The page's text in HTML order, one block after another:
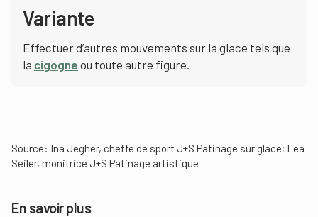
Variante
Effectuer d’autres mouvements sur la glace tels que
la cigogne ou toute autre figure.
Source: Ina Jegher, cheffe de sport J+S Patinage sur glace; Lea
Seiler, monitrice J+S Patinage artistique
En savoir plus